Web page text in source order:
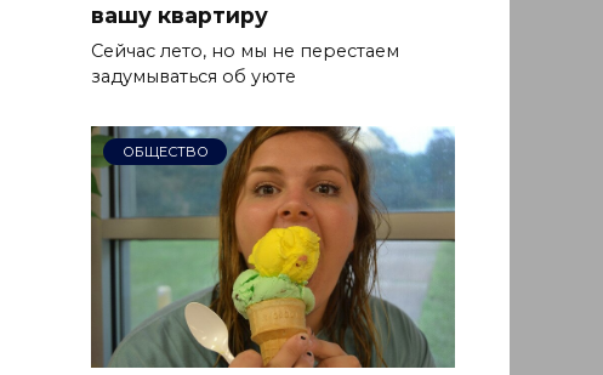
вашу квартиру
Сейчас лето, но мы не перестаем
задумываться об уюте
ОБЩЕСТВО